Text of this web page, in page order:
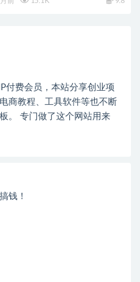
付费会员，本站分享创业项
商教程、工具软件等也不断
。 专门做了这个网站用来
钱！